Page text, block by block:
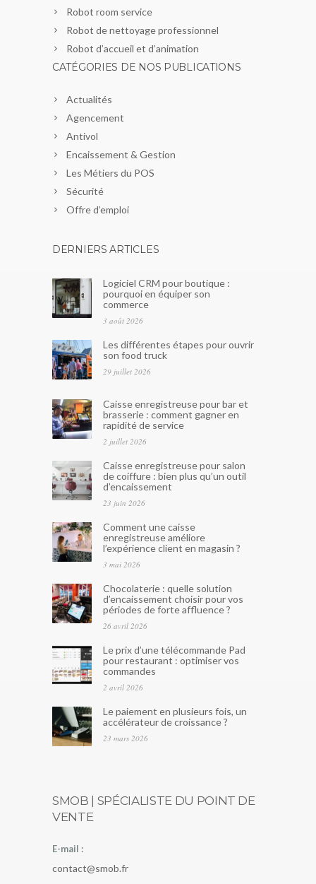
Robot room service
Robot de nettoyage professionnel
Robot d’accueil et d’animation
CATÉGORIES DE NOS PUBLICATIONS
Actualités
Agencement
Antivol
Encaissement & Gestion
Les Métiers du POS
Sécurité
Offre d’emploi
DERNIERS ARTICLES
Logiciel CRM pour boutique :
pourquoi en équiper son
commerce
3 août 2026
Les différentes étapes pour ouvrir
son food truck
29 juillet 2026
Caisse enregistreuse pour bar et
brasserie : comment gagner en
rapidité de service
2 juillet 2026
Caisse enregistreuse pour salon
de coiffure : bien plus qu’un outil
d’encaissement
23 juin 2026
Comment une caisse
enregistreuse améliore
l’expérience client en magasin ?
3 mai 2026
Chocolaterie : quelle solution
d’encaissement choisir pour vos
périodes de forte affluence ?
26 avril 2026
Le prix d’une télécommande Pad
pour restaurant : optimiser vos
commandes
2 avril 2026
Le paiement en plusieurs fois, un
accélérateur de croissance ?
23 mars 2026
SMOB | SPÉCIALISTE DU POINT DE
VENTE
E-mail :
contact@smob.fr